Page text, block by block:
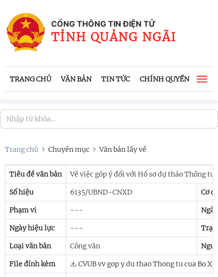
CỔNG THÔNG TIN ĐIỆN TỬ
TỈNH QUẢNG NGÃI
TRANG CHỦ VĂN BẢN TIN TỨC CHÍNH QUYỀN
Trang chủ Chuyên mục Văn bản lấy về
Tiêu đề văn bản Về việc góp ý đối với Hồ sơ dự thảo Thông
Số hiệu 6135/UBND-CNXD Cơ
Phạm vi ---
Ngày hiệu lực ---
Loại văn bản Công văn
File đính kèm CVUB vv gop y du thao Thong tu cua Bo